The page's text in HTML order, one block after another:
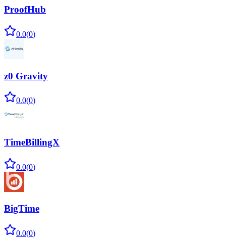
ProofHub
0.0(0)
z0 Gravity
0.0(0)
TimeBillingX
0.0(0)
BigTime
0.0(0)